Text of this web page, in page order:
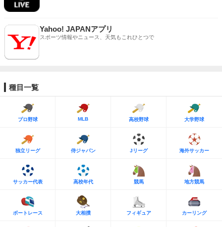
Yahoo! JAPANアプリ
スポーツ情報やニュース、天気もこれひとつで
種目一覧
プロ野球 MLB 高校野球 大学野球
独立リーグ 侍ジャパン Jリーグ 海外サッカー
サッカー代表 高校年代 競馬 地方競馬
ボートレース 大相撲 フィギュア カーリング